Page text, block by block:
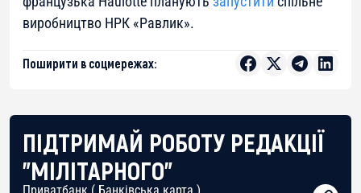
виробництво НРК «Равлик».
Поширити в соцмережах:
ПІДТРИМАЙ РОБОТУ РЕДАКЦІЇ
"МІЛІТАРНОГО"
Приватбанк ( Банківська карта )